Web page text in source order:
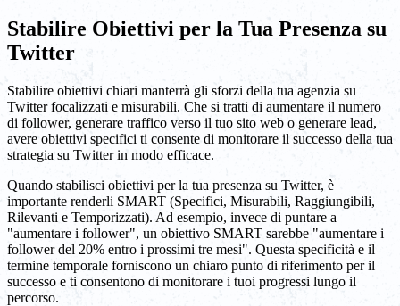
Stabilire Obiettivi per la Tua Presenza su
Twitter
Stabilire obiettivi chiari manterrà gli sforzi della tua agenzia su
Twitter focalizzati e misurabili. Che si tratti di aumentare il numero
di follower, generare traffico verso il tuo sito web o generare lead,
avere obiettivi specifici ti consente di monitorare il successo della tua
strategia su Twitter in modo efficace.
Quando stabilisci obiettivi per la tua presenza su Twitter, è
importante renderli SMART (Specifici, Misurabili, Raggiungibili,
Rilevanti e Temporizzati). Ad esempio, invece di puntare a
"aumentare i follower", un obiettivo SMART sarebbe "aumentare i
follower del 20% entro i prossimi tre mesi". Questa specificità e il
termine temporale forniscono un chiaro punto di riferimento per il
successo e ti consentono di monitorare i tuoi progressi lungo il
percorso.